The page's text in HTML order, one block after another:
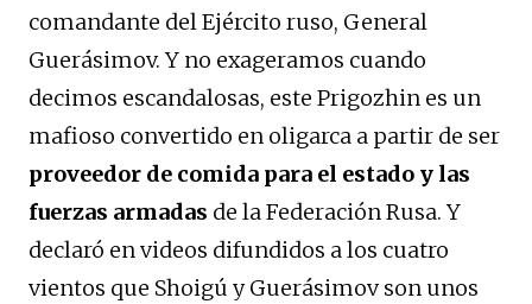
comandante del Ejército ruso, General
Guerásimov. Y no exageramos cuando
decimos escandalosas, este Prigozhin es un
mafioso convertido en oligarca a partir de ser
proveedor de comida para el estado y las
fuerzas armadas de la Federación Rusa. Y
declaró en videos difundidos a los cuatro
vientos que Shoigú y Guerásimov son unos